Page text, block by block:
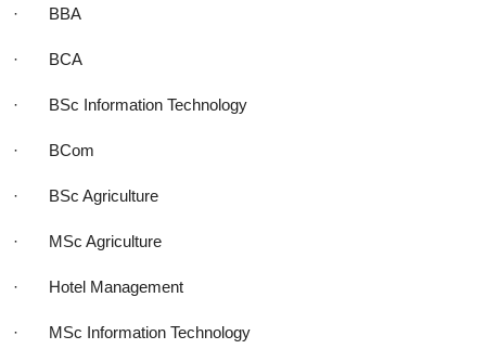
· BBA
· BCA
· BSc Information Technology
· BCom
· BSc Agriculture
· MSc Agriculture
· Hotel Management
· MSc Information Technology